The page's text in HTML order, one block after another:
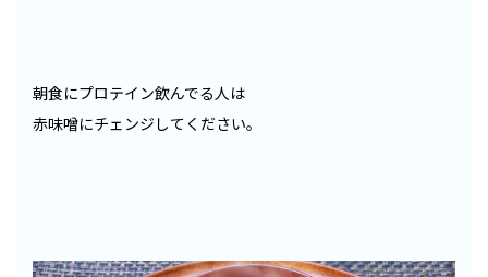
朝食にプロテイン飲んでる人は
赤味噌にチェンジしてください。